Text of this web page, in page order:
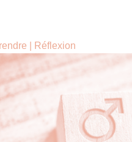
Réflexion